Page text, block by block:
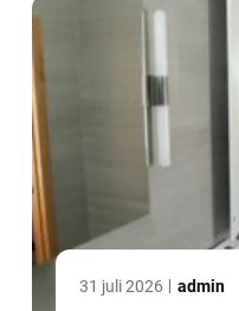
31 juli 2026 admin